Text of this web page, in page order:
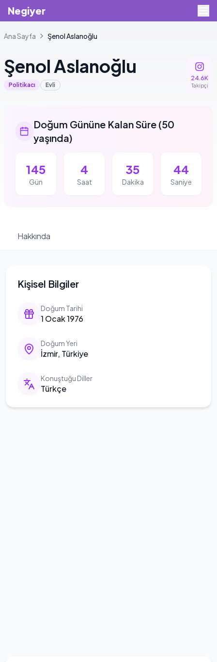
Negiyer
Ana Sayfa ŞenolAslanoğlu
ŞenolAslanoğlu
Politikacı Evli
24.6K
Takipçi
Doğum Gününe Kalan Süre(50
yaşında)
145
Gün
4
Saat
35
Dakika
44
Saniye
Hakkında
Kişisel Bilgiler
Doğum Tarihi
1 Ocak 1976
Doğum Yeri
İzmir, Türkiye
Konuştuğu Diller
Türkçe